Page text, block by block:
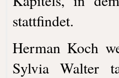
stattfindet.
Herman Koch
Sylvia Walter